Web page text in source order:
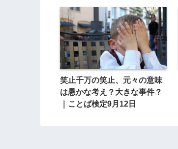
笑止千万の笑止、元々の意味
は愚かな考え？大きな事件？
｜ことば検定9月12日